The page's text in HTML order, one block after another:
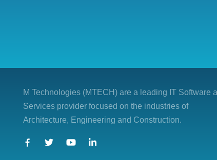
M Technologies (MTECH) are a leading IT Software
Services provider focused on the industries of
Architecture, Engineering and Construction.